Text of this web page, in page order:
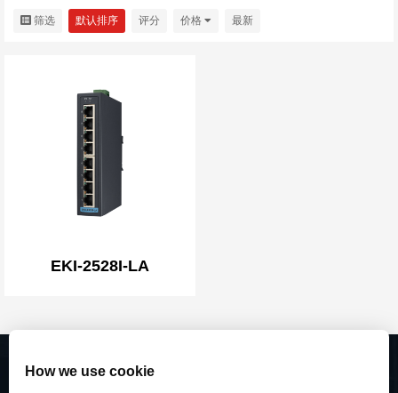
筛选 默认排序 评分 价格 最新
EKI-2528I-LA
How we use cookie